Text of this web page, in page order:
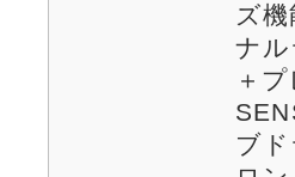
ズ
ナ
＋
ブ